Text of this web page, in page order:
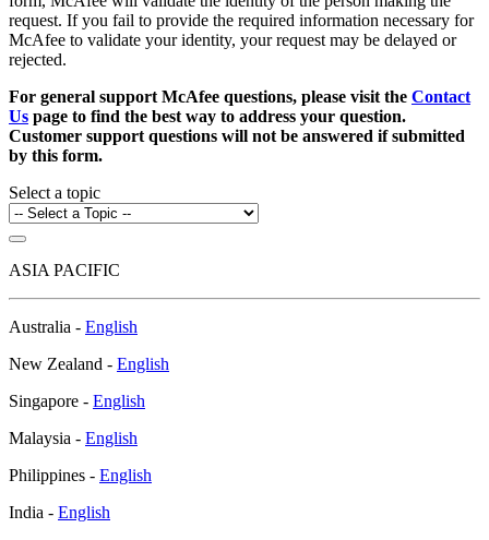
request. If you fail to provide the required information necessary for
McAfee to validate your identity, your request may be delayed or
rejected.
For general support McAfee questions, please visit the Contact
Us page to find the best way to address your question.
Customer support questions will not be answered if submitted
by this form.
Select a topic
ASIA PACIFIC
Australia - English
New Zealand - English
Singapore - English
Malaysia - English
Philippines - English
India - English